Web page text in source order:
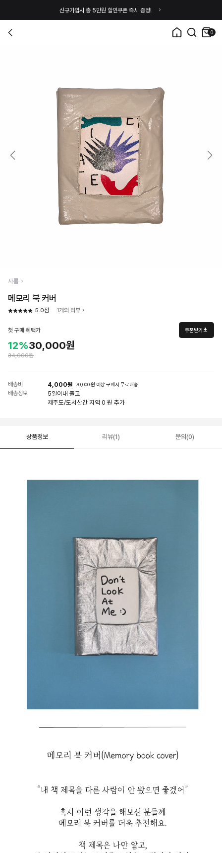
신규가입시 총 5만원 할인쿠폰 즉시 증정!
0
사름
메모리 북 커버
5.0점 1개의 리뷰
첫 구매 혜택가 쿠폰받기
12%30,000원
34,000원
배송비 4,000원 70,000 원 이상 구매시 무료배송
배송정보 5일이내 출고
제주도/도서산간 지역 0 원 추가
상품정보 리뷰(1) 문의(0)